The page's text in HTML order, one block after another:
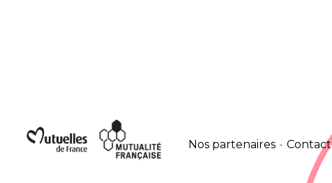
Nos partenaires
Contact